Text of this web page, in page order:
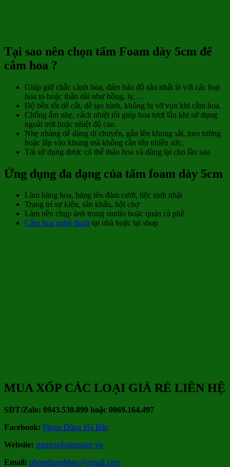
Tại sao nên chọn tấm Foam dày 5cm để
cắm hoa ?
Giúp giữ chắc cành hoa, đảm bảo độ sâu nhất là với các loại
hoa to hoặc thân dài như hồng, ly,…
Độ bền tốt dễ cắt, dễ tạo hình, không bị vỡ vụn khi cắm hoa.
Chống ẩm nhẹ, cách nhiệt tốt giúp hoa tươi lâu khi sử dụng
ngoài trời hoặc nhiệt độ cao.
Nhẹ nhàng dễ dàng di chuyển, gắn lên khung sắt, treo tường
hoặc lắp vào khung mà không cần tốn nhiều sức.
Tái sử dụng được có thể tháo hoa và dùng lại cho lần sau
Ứng dụng đa dạng của tấm foam dày 5cm
Làm bảng hoa, bảng tên đám cưới, tiệc sinh nhật
Trang trí sự kiện, sân khấu, hội chợ
Làm nền chụp ảnh trong studio hoặc quán cà phê
Cắm hoa nghệ thuậttại nhà hoặc tại shop
MUA XỐP CÁC LOẠI GIÁ RẺ LIÊN HỆ
SĐT/Zalo: 0943.530.899 hoặc 0869.164.497
Facebook: Phạm Dũng Hà Bắc
Website: mutxopfoamgiare.vn
Email: phamdunghbac@gmail.com